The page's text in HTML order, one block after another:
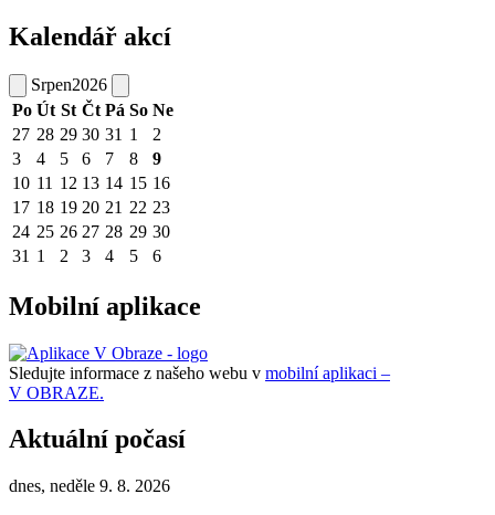
Kalendář akcí
Srpen2026
Po Út St Čt Pá So Ne
27 28 29 30 31 1
2
3
4 5 6 7 8
9
10 11 12 13 14 15 16
17 18 19 20 21 22 23
24 25 26 27 28 29 30
31 1 2 3 4 5 6
Mobilní aplikace
Sledujte informace z našeho webu v mobilní aplikaci –
V OBRAZE.
Aktuální počasí
dnes, neděle 9. 8. 2026